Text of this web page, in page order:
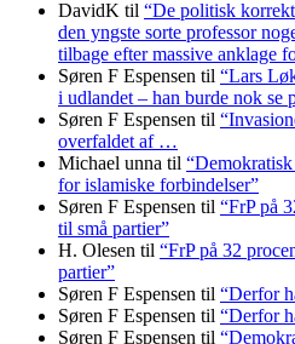
DavidK til “De politisk
den yngste sorte professor
tilbage efter massive anklage
Søren F Espensen til “Lars
i udlandet – han burde nok se
Søren F Espensen til
overfaldet af …
Michael unna til
for islamiske forbindelser”
Søren F Espensen til “FrP på
til små partier”
H. Olesen til “FrP på 32
partier”
Søren F Espensen til “Derfor
Søren F Espensen til “Derfor
Søren F Espensen til